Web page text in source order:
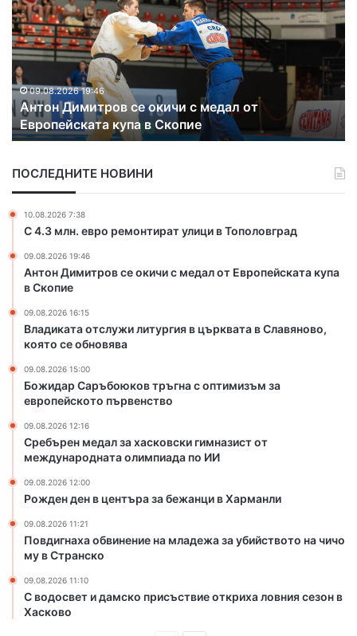
а
д
и
к
т
а
о
т
л
у
и
т
у
р
г
и
в
ц
ъ
р
к
в
в
С
л
а
в
я
09.08.2026 16:15
Владиката отслужи литургия в църквата в
Славяново, която се обновява
ПОСЛЕДНИТЕ НОВИНИ
10.08.2026 7:38
С 4.3 млн. евро ремонтират улици в Тополовград
09.08.2026 19:46
Антон Димитров се окичи с медал от Европейската купа
в Скопие
09.08.2026 16:15
Владиката отслужи литургия в църквата в Славяново,
която се обновява
09.08.2026 15:00
Божидар Саръбоюков тръгна с оптимизъм за
европейското първенство
09.08.2026 12:16
Сребърен медал за хасковски гимназист от
международната олимпиада по ИИ
09.08.2026 12:00
Рожден ден в центъра за бежанци в Харманли
09.08.2026 11:21
Повдигнаха обвинение на младежа за убийството на чичо
му в Странско
09.08.2026 11:10
С водосвет и дамско присъствие откриха ловния сезон в
Хасково